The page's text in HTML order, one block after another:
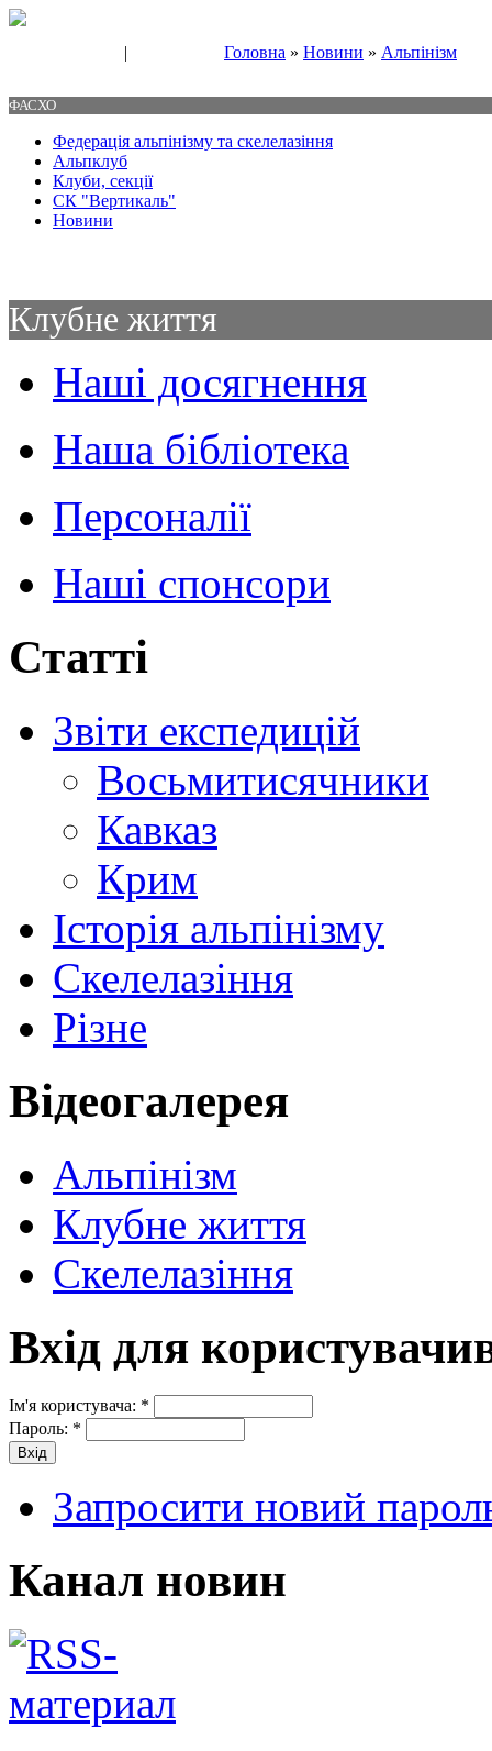
| Головна » Новини » Альпінізм
ФАСХО
Федерація альпінізму та скелелазіння
Альпклуб
Клуби, секції
СК "Вертикаль"
Новини
Клубне життя
Наші досягнення
Наша бібліотека
Персоналії
Наші спонсори
Статті
Звіти експедицій
Восьмитисячники
Кавказ
Крим
Історія альпінізму
Скелелазіння
Різне
Відеогалерея
Альпінізм
Клубне життя
Скелелазіння
Вхід для
Ім'я користувача: *
Пароль: *
Запросити новий
Канал новин